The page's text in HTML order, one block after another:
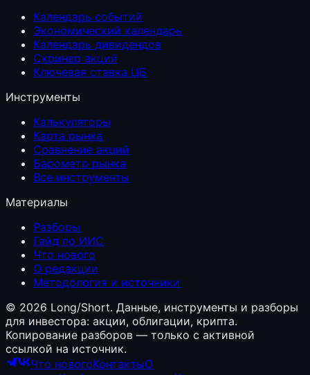
Календарь событий
Экономический календарь
Календарь дивидендов
Скринер акций
Ключевая ставка ЦБ
Инструменты
Калькуляторы
Карта рынка
Сравнение акций
Барометр рынка
Все инструменты
Материалы
Разборы
Гайд по ИИС
Что нового
О редакции
Методология и источники
© 2026 Long/Short. Данные, инструменты и разборы
для инвестора: акции, облигации, крипта.
Копирование разборов — только с активной
ссылкой на источник.
Что новогоКонтактыО